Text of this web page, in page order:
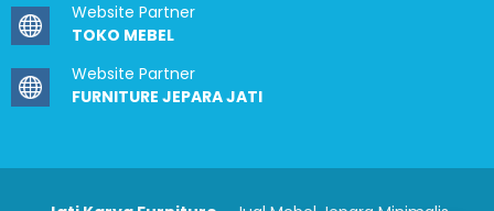
Website Partner
TOKO MEBEL
Website Partner
FURNITURE JEPARA JATI